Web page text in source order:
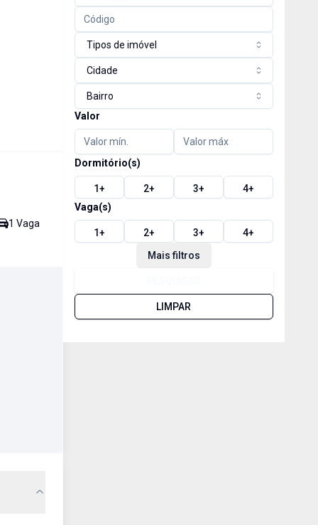
1 Vaga
Tipos de imóvel
Cidade
Bairro
Valor
Dormitório(s)
1+ 2+ 3+ 4+
Vaga(s)
1+ 2+ 3+ 4+
Mais filtros
LIMPAR